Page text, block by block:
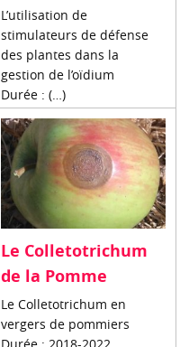
L’utilisation de
stimulateurs de défense
des plantes dans la
gestion de l’oïdium
Durée : (…)
Le Colletotrichum
de la Pomme
Le Colletotrichum en
vergers de pommiers